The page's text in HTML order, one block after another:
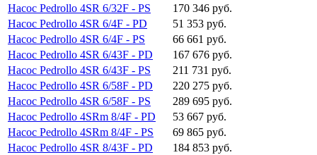
Насос Pedrollo 4SR 6/32F - PS
170 346 руб.
Насос Pedrollo 4SR 6/4F - PD
51 353 руб.
Насос Pedrollo 4SR 6/4F - PS
66 661 руб.
Насос Pedrollo 4SR 6/43F - PD
167 676 руб.
Насос Pedrollo 4SR 6/43F - PS
211 731 руб.
Насос Pedrollo 4SR 6/58F - PD
220 275 руб.
Насос Pedrollo 4SR 6/58F - PS
289 695 руб.
Насос Pedrollo 4SRm 8/4F - PD
53 667 руб.
Насос Pedrollo 4SRm 8/4F - PS
69 865 руб.
Насос Pedrollo 4SR 8/43F - PD
184 853 руб.